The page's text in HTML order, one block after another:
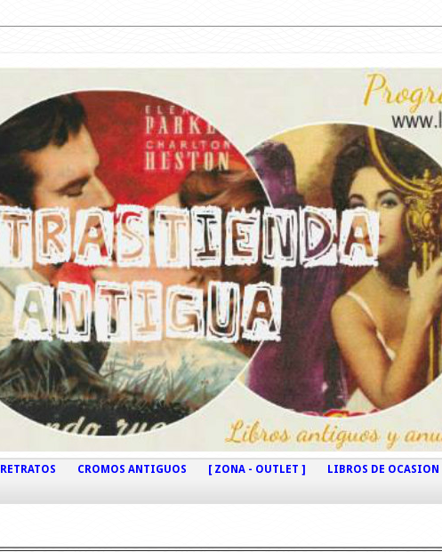
CROMOS ANTIGUOS [ ZONA - OUTLET ] LIBROS DE OCASION